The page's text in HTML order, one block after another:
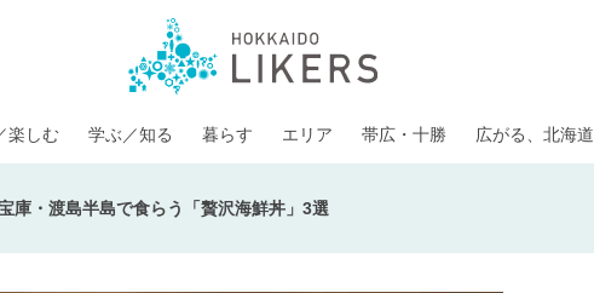
楽しむ 学ぶ／知る 暮らす エリア 帯広・十勝 広がる、北海道
庫・渡島半島で食らう「贅沢海鮮丼」3選